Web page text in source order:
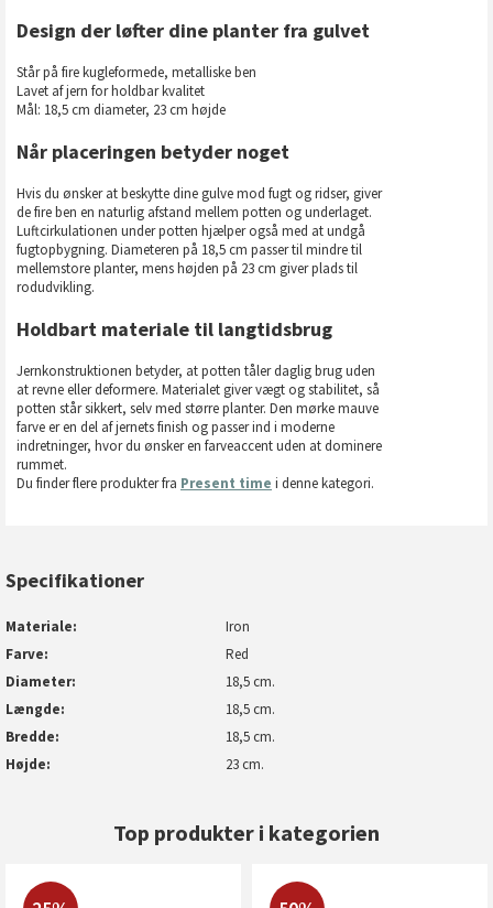
Design der løfter dine planter fra gulvet
Står på fire kugleformede, metalliske ben
Lavet af jern for holdbar kvalitet
Mål: 18,5 cm diameter, 23 cm højde
Når placeringen betyder noget
Hvis du ønsker at beskytte dine gulve mod fugt og ridser, giver
de fire ben en naturlig afstand mellem potten og underlaget.
Luftcirkulationen under potten hjælper også med at undgå
fugtopbygning. Diameteren på 18,5 cm passer til mindre til
mellemstore planter, mens højden på 23 cm giver plads til
rodudvikling.
Holdbart materiale til langtidsbrug
Jernkonstruktionen betyder, at potten tåler daglig brug uden
at revne eller deformere. Materialet giver vægt og stabilitet, så
potten står sikkert, selv med større planter. Den mørke mauve
farve er en del af jernets finish og passer ind i moderne
indretninger, hvor du ønsker en farveaccent uden at dominere
rummet.
Du finder flere produkter fra Present time i denne kategori.
Specifikationer
Materiale
Iron
Farve
Red
Diameter
18,5 cm.
Længde
18,5 cm.
Bredde
18,5 cm.
Højde
23 cm.
Top produkter i kategorien